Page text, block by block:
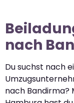
nach
Du suchst nach
nach Bandirma?